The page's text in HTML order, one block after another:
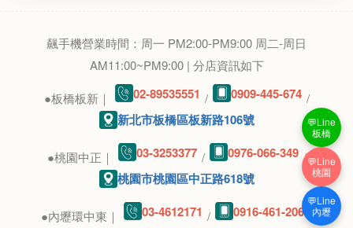
飆手機營業時間：周一 PM2:00-PM9:00 周二-周日
AM11:00~PM9:00 | 分店資訊如下
●板橋板新｜
02-89535551 / 0909-445-674 /
新北市板橋區板新路106號
●桃園中正｜ 03-3253377 / 0976-066-349 /
桃園市桃園區中正路618號
●內壢環中東｜ 03-4612171 / 0916-461-206/
💬Line
板橋
💬Line
桃園
💬Line
內壢